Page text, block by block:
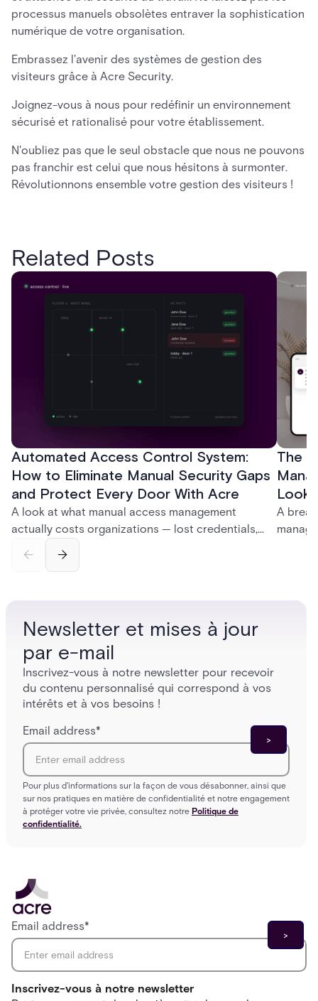
processus manuels obsolètes entraver la sophistication
numérique de votre organisation.
Embrassez l'avenir des systèmes de gestion des
visiteurs grâce à Acre Security.
Joignez-vous à nous pour redéfinir un environnement
sécurisé et rationalisé pour votre établissement.
N'oubliez pas que le seul obstacle que nous ne pouvons
pas franchir est celui que nous hésitons à surmonter.
Révolutionnons ensemble votre gestion des visiteurs !
Related Posts
Automated Access Control System:
How to Eliminate Manual Security Gaps
and Protect Every Door With Acre
A look at what manual access management
actually costs organizations — lost credentials,
— and how Acre's automated access control
The
Look
A
Newsletter et mises à jour
par e-mail
Inscrivez-vous à notre newsletter pour recevoir
du contenu personnalisé qui correspond à vos
intérêts et à vos besoins !
Email address*
Pour plus d'informations sur la façon de vous désabonner, ainsi que
sur nos pratiques en matière de confidentialité et notre engagement
à protéger votre vie privée, consultez notre Politique de
confidentialité.
Inscrivez-vous à notre newsletter
Email address*